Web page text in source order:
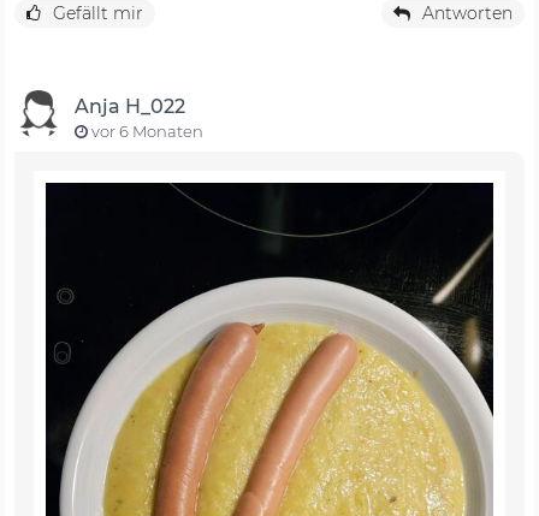
Gefällt mir Antworten
Anja H_022
vor 6 Monaten